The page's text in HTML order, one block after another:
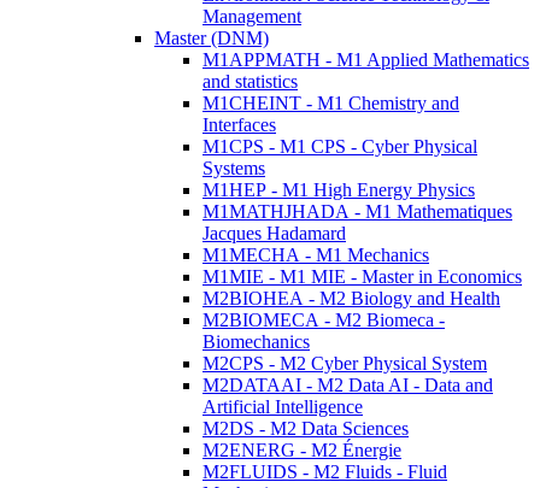
Management
Master (DNM)
M1APPMATH - M1 Applied Mathematics
and statistics
M1CHEINT - M1 Chemistry and
Interfaces
M1CPS - M1 CPS - Cyber Physical
Systems
M1HEP - M1 High Energy Physics
M1MATHJHADA - M1 Mathematiques
Jacques Hadamard
M1MECHA - M1 Mechanics
M1MIE - M1 MIE - Master in Economics
M2BIOHEA - M2 Biology and Health
M2BIOMECA - M2 Biomeca -
Biomechanics
M2CPS - M2 Cyber Physical System
M2DATAAI - M2 Data AI - Data and
Artificial Intelligence
M2DS - M2 Data Sciences
M2ENERG - M2 Énergie
M2FLUIDS - M2 Fluids - Fluid